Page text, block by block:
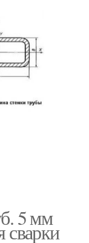
5 мм
сварки